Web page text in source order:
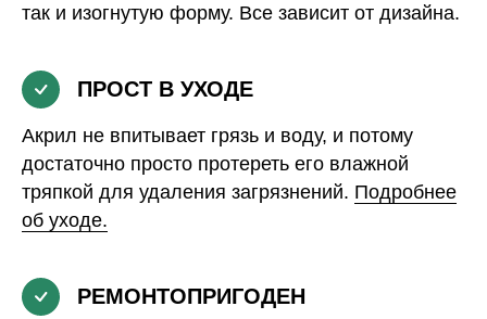
так и изогнутую форму. Все зависит от дизайна.
ПРОСТ В УХОДЕ
Акрил не впитывает грязь и воду, и потому
достаточно просто протереть его влажной
тряпкой для удаления загрязнений. Подробнее
об уходе.
РЕМОНТОПРИГОДЕН